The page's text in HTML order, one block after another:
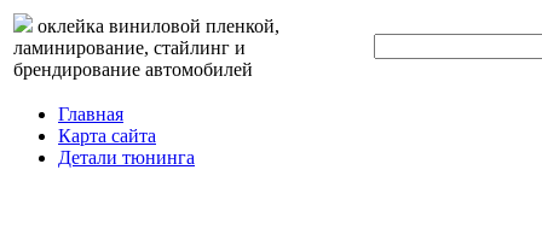
оклейка виниловой пленкой,
ламинирование, стайлинг и
брендирование автомобилей
Главная
Карта сайта
Детали тюнинга